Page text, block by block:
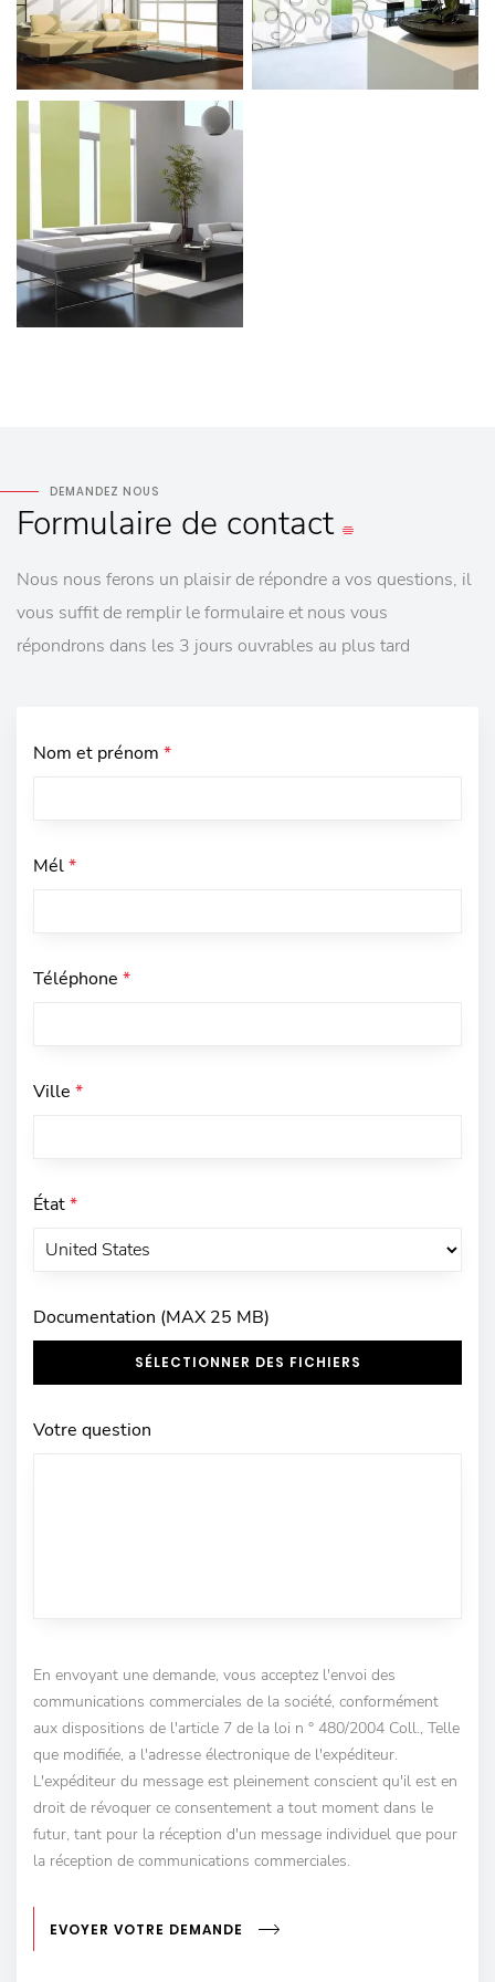
DEMANDEZ NOUS
Formulaire de contact
Nous nous ferons un plaisir de répondre a vos questions, il
vous suffit de remplir le formulaire et nous vous
répondrons dans les 3 jours ouvrables au plus tard
Nom et prénom *
Mél*
Téléphone *
Ville *
État*
Documentation (MAX 25 MB)
SÉLECTIONNER DES FICHIERS
Votre question
En envoyant une demande, vous acceptez l'envoi des
communications commerciales de la société, conformément
aux dispositions de l'article 7 de la loi n ° 480/2004 Coll., Telle
que modifiée, a l'adresse électronique de l'expéditeur.
L'expéditeur du message est pleinement conscient qu'il est en
droit de révoquer ce consentement a tout moment dans le
futur, tant pour la réception d'un message individuel que pour
la réception de communications commerciales.
EVOYER VOTRE DEMANDE